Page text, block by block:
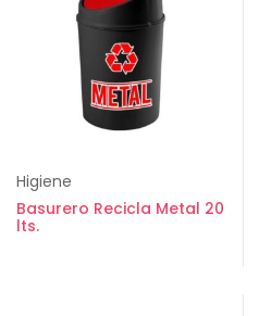
Higiene
Basurero Recicla Metal 20
lts.